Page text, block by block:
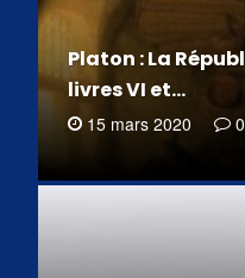
Platon : La
livres VI et…
15 mars 2020 0